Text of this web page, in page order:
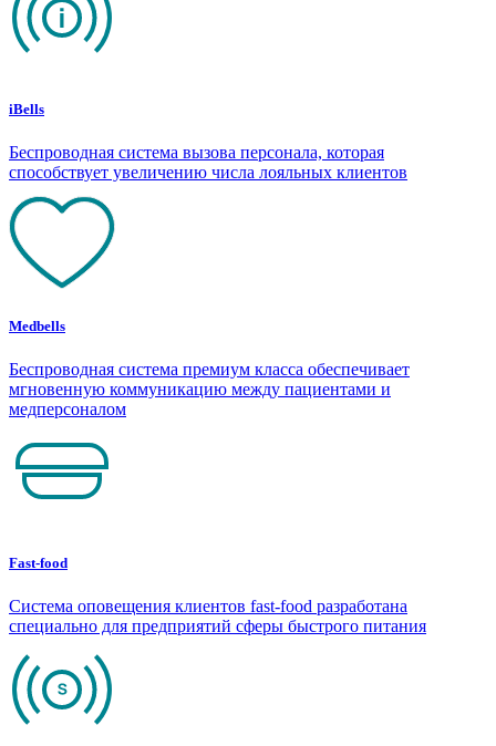
iBells
Беспроводная система вызова персонала, которая
способствует увеличению числа лояльных клиентов
Medbells
Беспроводная система премиум класса обеспечивает
мгновенную коммуникацию между пациентами и
медперсоналом
Fast-food
Система оповещения клиентов fast-food разработана
специально для предприятий сферы быстрого питания